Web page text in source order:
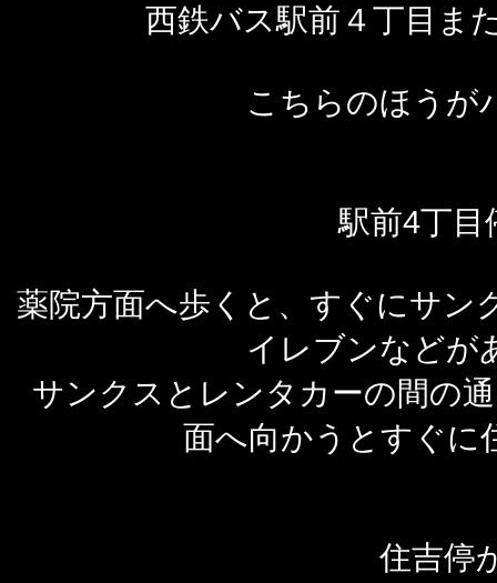
西鉄バス駅前４丁目ま
こちらのほうが
駅前4丁
薬院方面へ歩くと、すぐにサン
イレブンなどが
サンクスとレンタカーの間の
面へ向かうとすぐに
住吉停